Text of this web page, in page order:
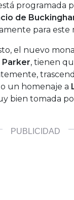
programada
de
para este
el nuevo
Parker, tienen
un homenaje a
bien tomada